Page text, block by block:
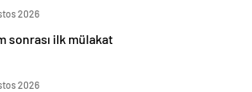
2026
sonrası ilk mülakat
2026